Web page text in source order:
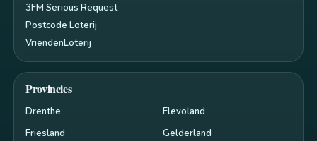
3FM Serious Request
Postcode Loterij
VriendenLoterij
Provincies
Drenthe
Flevoland
Friesland
Gelderland